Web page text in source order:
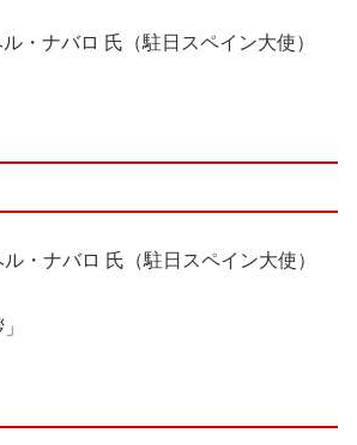
・ナバロ 氏（駐日スペイン大使）
・ナバロ 氏（駐日スペイン大使）